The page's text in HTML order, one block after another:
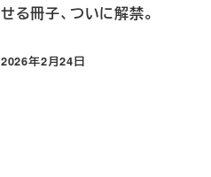
せる冊子、ついに解禁。
投稿日
2026年2月24日